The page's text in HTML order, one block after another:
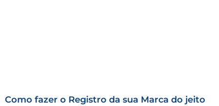
Como fazer o Registro da sua Marca do jeito